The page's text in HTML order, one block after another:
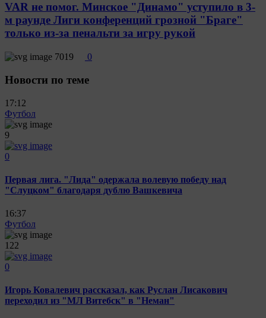
VAR не помог. Минское "Динамо" уступило в 3-
м раунде Лиги конференций грозной "Браге"
только из-за пенальти за игру рукой
7019 0
Новости по теме
17:12
Футбол
9
0
Первая лига. "Лида" одержала волевую победу над
"Слуцком" благодаря дублю Вашкевича
16:37
Футбол
122
0
Игорь Ковалевич рассказал, как Руслан Лисакович
переходил из "МЛ Витебск" в "Неман"